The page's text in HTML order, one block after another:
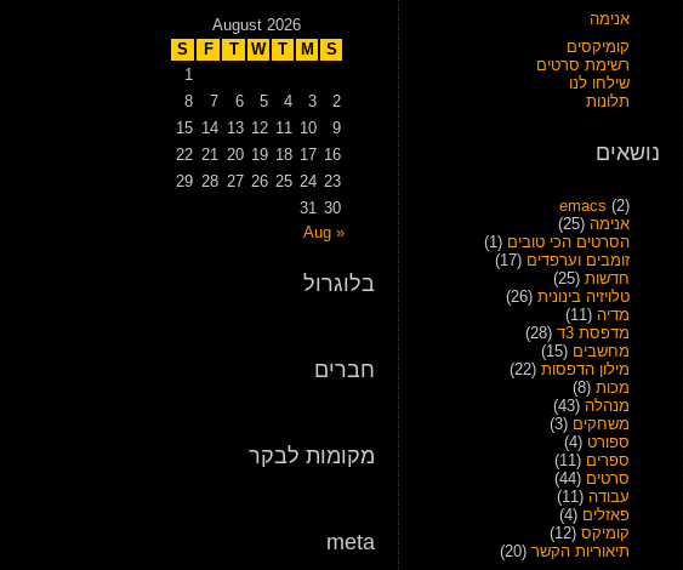
אנימה
קומיקסים
רשימת סרטים
שילחו לנו
תלונות
נושאים
emacs (2)
אנימה (25)
הסרטים הכי טובים (1)
זומבים וערפדים (17)
חדשות(25)
טלויזיה בינונית(26)
מדיה (11)
מדפסת 3ד
(28)
מחשבים (15)
מילון הדפסות(22)
מכות(8)
מנהלה (43)
משחקים (3)
ספורט (4)
ספרים (11)
סרטים (44)
עבודה (11)
פאזלים (4)
קומיקס(12)
תיאוריות הקשר(20)
August 2026
S
M
T
W
T
F
S
1
2
3
4
5
6
7
8
9
10
11
12
13
14
15
16
17
18
19
20
21
22
23
24
25
26
27
28
29
30
31
« Aug
בלוגרול
חברים
מקומות לבקר
meta